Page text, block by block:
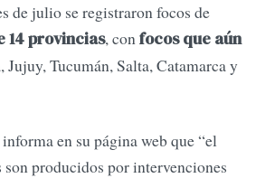
de julio se registraron focos de
14 provincias, confocos que aún
Jujuy, Tucumán, Salta, Catamarca y
en su página web que “el
producidos por intervenciones